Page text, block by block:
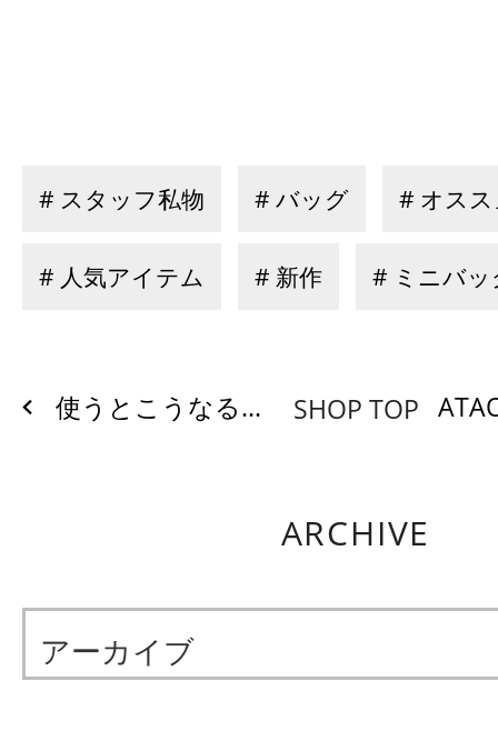
# スタッフ私物 # バッグ # オス
# 人気アイテム # 新作 # ミニバッ
使うとこうなる... SHOP TOP
ARCHIVE
アーカイブ